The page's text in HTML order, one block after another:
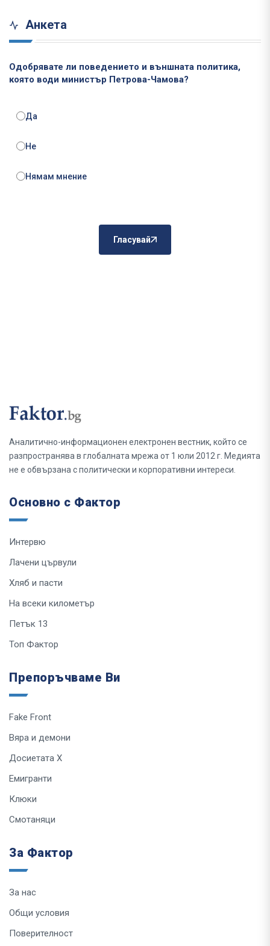
Анкета
Одобрявате ли поведението и външната политика,
която води министър Петрова-Чамова?
Да
Не
Нямам мнение
Гласувай
Аналитично-информационен електронен вестник, който се
разпространява в глобалната мрежа от 1 юли 2012 г. Медията
не е обвързана с политически и корпоративни интереси.
Основно с Фактор
Интервю
Лачени цървули
Хляб и пасти
На всеки километър
Петък 13
Топ Фактор
Препоръчваме Ви
Fake Front
Вяра и демони
Досиетата Х
Емигранти
Клюки
Смотаняци
За Фактор
За нас
Общи условия
Поверителност